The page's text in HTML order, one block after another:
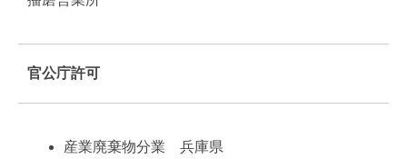
官公庁許可
産業廃棄物分業 兵庫県